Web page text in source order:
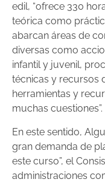
edil, “ofrece 330
teórica como
abarcan áreas de
diversas como
infantil y juvenil,
técnicas y recursos
herramientas y
muchas cuestiones”.
En este sentido,
gran demanda de
este curso”, el
administraciones